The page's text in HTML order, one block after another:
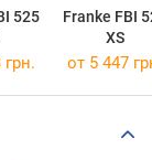
525
Franke FBI
XS
грн. от 5 447